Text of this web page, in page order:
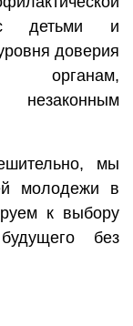
с детьми и
доверия
органам,
мы
молодежи в
к выбору
без